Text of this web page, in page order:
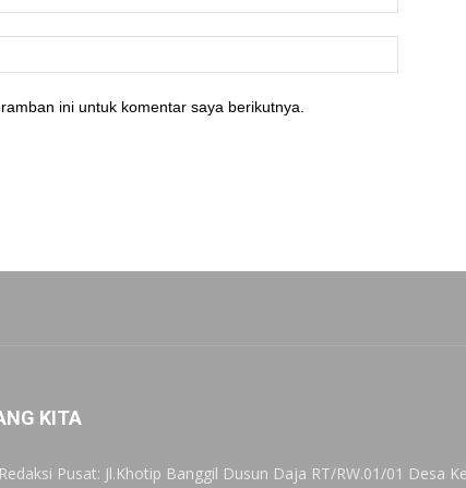
ini untuk komentar saya berikutnya.
KITA
Pusat: Jl.Khotip Banggil Dusun Daja RT/RW.01/01 Desa